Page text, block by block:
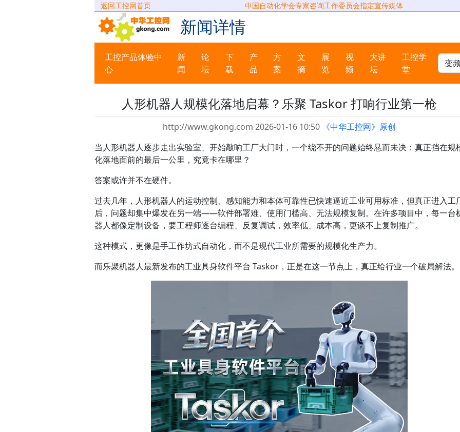
返回工控网首页 中国自动化学会专家咨询工作委员会指定宣传媒体
新闻详情
工控产品体验中
心
新
闻
论
坛
下
载
产
品
方
案
文
摘
展
览
视
频
大讲
坛
工控学
堂
人形机器人规模化落地启幕？乐聚 Taskor 打响行业第一枪
http://www.gkong.com 2026-01-16 10:50 《中华工控网》原创
当人形机器人逐步走出实验室、开始敲响工厂大门时，一个绕不开的问题始终悬而未决：真正挡在规
化落地面前的最后一公里，究竟卡在哪里？
答案或许并不在硬件。
过去几年，人形机器人的运动控制、感知能力和本体可靠性已快速逼近工业可用标准，但真正进入工
后，问题却集中爆发在另一端——软件部署难、使用门槛高、无法规模复制。在许多项目中，每一台
器人都像定制设备，要工程师逐台编程、反复调试，效率低、成本高，更谈不上复制推广。
这种模式，更像是手工作坊式自动化，而不是现代工业所需要的规模化生产力。
而乐聚机器人最新发布的工业具身软件平台 Taskor，正是在这一节点上，真正给行业一个破局解法。